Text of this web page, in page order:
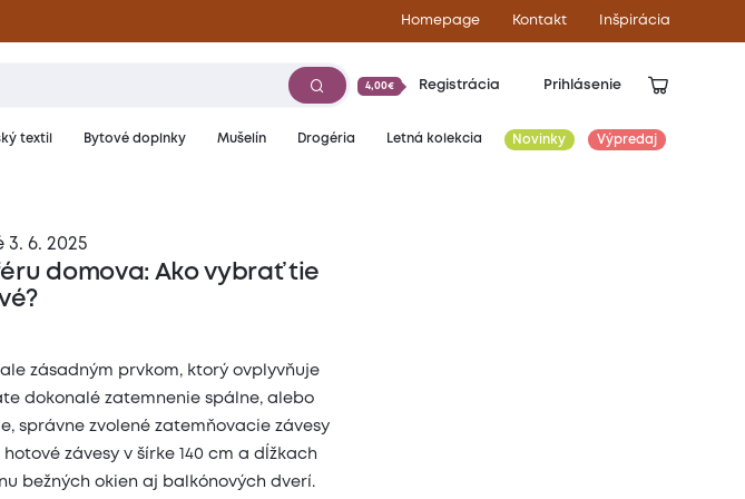
Homepage Kontakt Inšpirácia
4,00€ Registrácia Prihlásenie
textil Bytové doplnky Mušelín Drogéria Letná kolekcia Novinky Výpredaj
3. 6. 2025
domova: Ako vybrať tie
zásadným prvkom, ktorý ovplyvňuje
dokonalé zatemnenie spálne, alebo
správne zvolené zatemňovacie závesy
závesy v šírke 140 cm a dĺžkach
bežných okien aj balkónových dverí.